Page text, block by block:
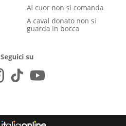
Al cuor non si comanda
A caval donato non si
guarda in bocca
Seguici su